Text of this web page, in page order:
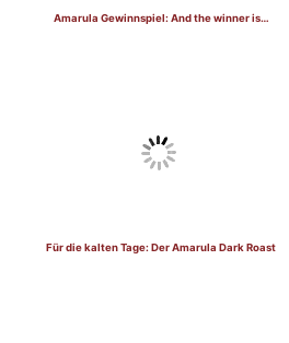
Amarula Gewinnspiel: And the winner is…
Für die kalten Tage: Der Amarula Dark Roast